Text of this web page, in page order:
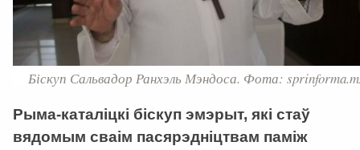
Біскуп Сальвадор Ранхэль Мэндоса. Фота:
Рыма-каталіцкі біскуп эмэрыт, які стаў
вядомым сваім пасярэдніцтвам паміж